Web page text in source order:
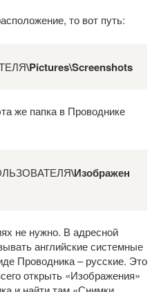
то вот путь:
\Pictures\Screenshots
же папка в Проводнике
\Изображен
не нужно. В адресной
английские системные
Проводника – русские. Это
открыть «Изображения»